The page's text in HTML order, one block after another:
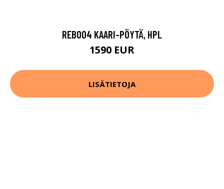
REB004 KAARI-PÖYTÄ, HPL
1590 EUR
LISÄTIETOJA